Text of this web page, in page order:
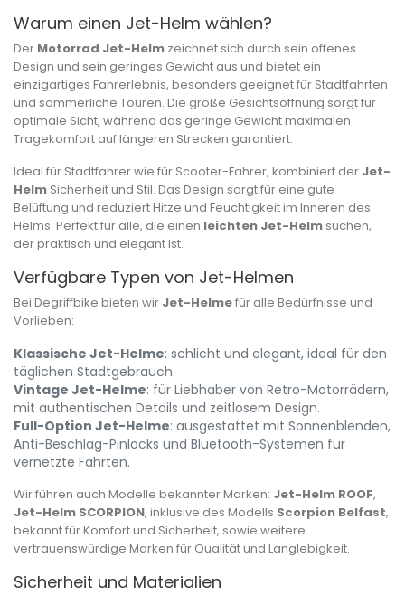
Warum einen Jet-Helm wählen?
Der Motorrad Jet-Helm zeichnet sich durch sein offenes
Design und sein geringes Gewicht aus und bietet ein
einzigartiges Fahrerlebnis, besonders geeignet für Stadtfahrten
und sommerliche Touren. Die große Gesichtsöffnung sorgt für
optimale Sicht, während das geringe Gewicht maximalen
Tragekomfort auf längeren Strecken garantiert.
Ideal für Stadtfahrer wie für Scooter-Fahrer, kombiniert der Jet-
Helm Sicherheit und Stil. Das Design sorgt für eine gute
Belüftung und reduziert Hitze und Feuchtigkeit im Inneren des
Helms. Perfekt für alle, die einen leichten Jet-Helm suchen,
der praktisch und elegant ist.
Verfügbare Typen von Jet-Helmen
Bei Degriffbike bieten wir Jet-Helmefür alle Bedürfnisse und
Vorlieben:
Klassische Jet-Helme: schlicht und elegant, ideal für den
täglichen Stadtgebrauch.
Vintage Jet-Helme: für Liebhaber von Retro-Motorrädern,
mit authentischen Details und zeitlosem Design.
Full-Option Jet-Helme: ausgestattet mit Sonnenblenden,
Anti-Beschlag-Pinlocks und Bluetooth-Systemen für
vernetzte Fahrten.
Wir führen auch Modelle bekannter Marken: Jet-Helm ROOF,
Jet-Helm SCORPION, inklusive des Modells Scorpion Belfast,
bekannt für Komfort und Sicherheit, sowie weitere
vertrauenswürdige Marken für Qualität und Langlebigkeit.
Sicherheit und Materialien